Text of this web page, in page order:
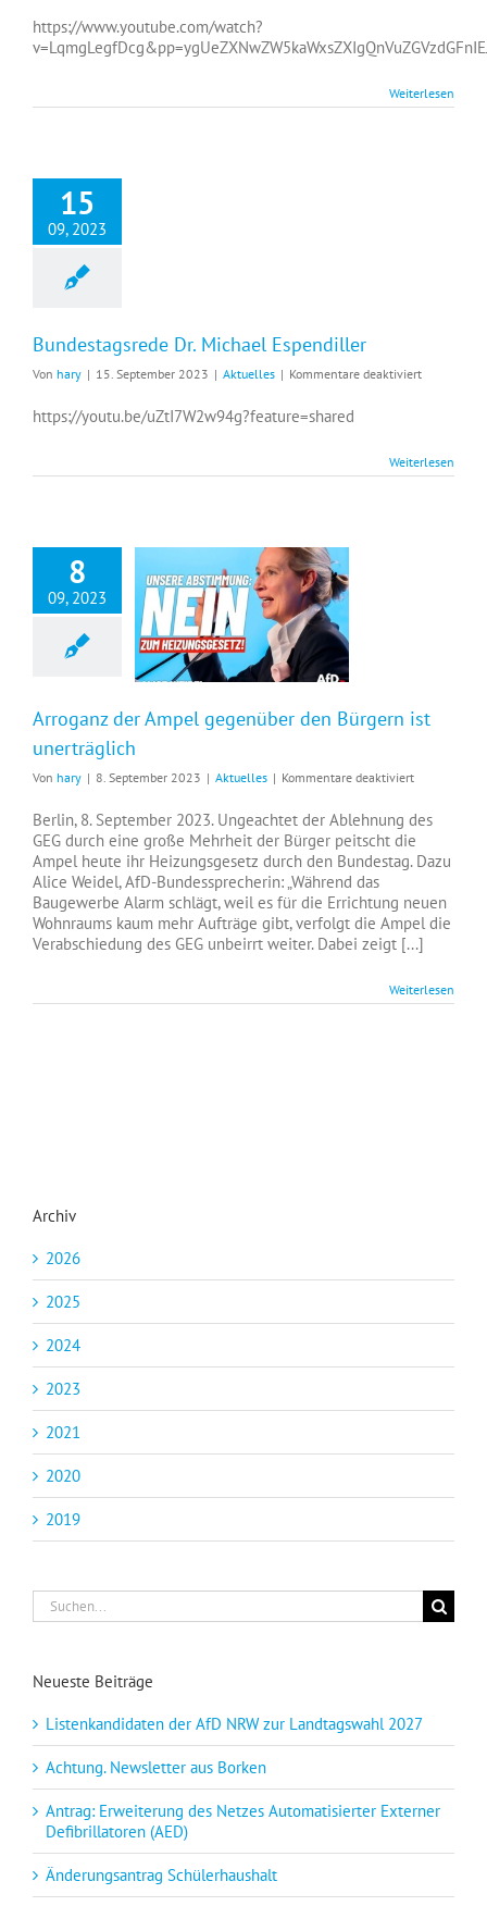
Baerbock
https://www.youtube.com/watch?
Weiterlesen
15
09, 2023
Bundestagsrede Dr. Michael Espendiller
Von hary | 15. September 2023 | Aktuelles | Kommentare deaktiviertfür
https://youtu.be/uZtI7W2w94g?feature=shared
Weiterlesen
8
09, 2023
Arroganz der Ampel gegenüber den Bürgern ist
unerträglich
Von hary | 8. September 2023 | Aktuelles | Kommentare deaktiviertfür
der
Ampel
gegenüber
ist
unerträglich
Berlin, 8. September 2023. Ungeachtet der Ablehnung des
GEG durch eine große Mehrheit der Bürger peitscht die
Ampel heute ihr Heizungsgesetz durch den Bundestag. Dazu
Alice Weidel, AfD-Bundessprecherin: „Während das
Baugewerbe Alarm schlägt, weil es für die Errichtung neuen
Wohnraums kaum mehr Aufträge gibt, verfolgt die Ampel die
Verabschiedung des GEG unbeirrt weiter. Dabei zeigt [...]
Weiterlesen
Archiv
2026
2025
2024
2023
2021
2020
2019
Suche
nach:
Neueste Beiträge
Listenkandidaten der AfD NRW zur Landtagswahl 2027
Achtung. Newsletter aus Borken
Antrag: Erweiterung des Netzes Automatisierter Externer
Defibrillatoren (AED)
Änderungsantrag Schülerhaushalt